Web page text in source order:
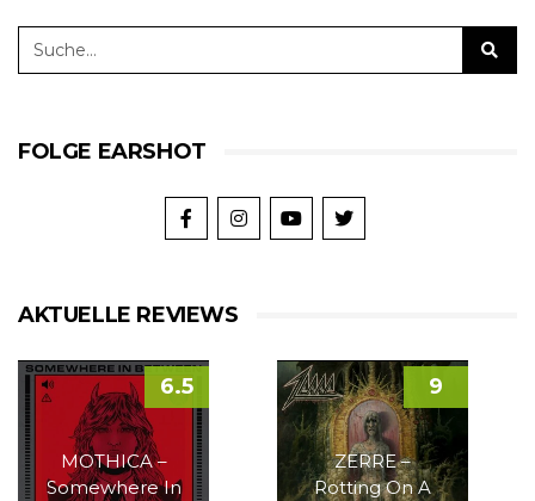
FOLGE EARSHOT
AKTUELLE REVIEWS
MOTHICA –
Somewhere In
6.5
ZERRE –
Rotting On A
9